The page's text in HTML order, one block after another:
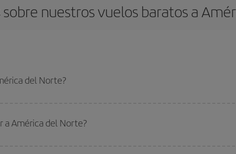
nuestros vuelos baratos a
del Norte?
tu viaje, mira nuestras ofertas y déjate inspirar: seguro que encuentras el
a América del Norte?